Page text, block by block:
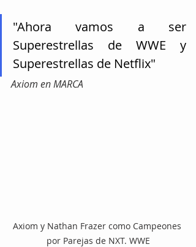
"Ahora vamos a ser
Superestrellas de WWE y
Superestrellas de Netflix"
Axiom en MARCA
Axiom y Nathan Frazer como Campeones
por Parejas de NXT. WWE